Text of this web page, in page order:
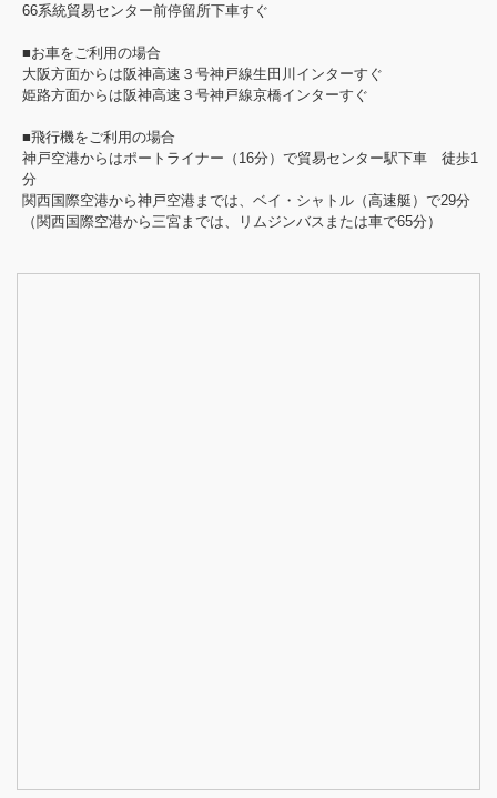
66系統貿易センター前停留所下車すぐ
■お車をご利用の場合
大阪方面からは阪神高速３号神戸線生田川インターすぐ
姫路方面からは阪神高速３号神戸線京橋インターすぐ
■飛行機をご利用の場合
神戸空港からはポートライナー（16分）で貿易センター駅下車 徒歩1
分
関西国際空港から神戸空港までは、ベイ・シャトル（高速艇）で29分
（関西国際空港から三宮までは、リムジンバスまたは車で65分）